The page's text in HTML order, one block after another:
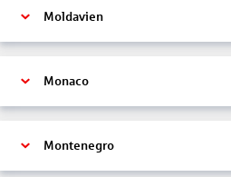
Moldavien
Monaco
Montenegro